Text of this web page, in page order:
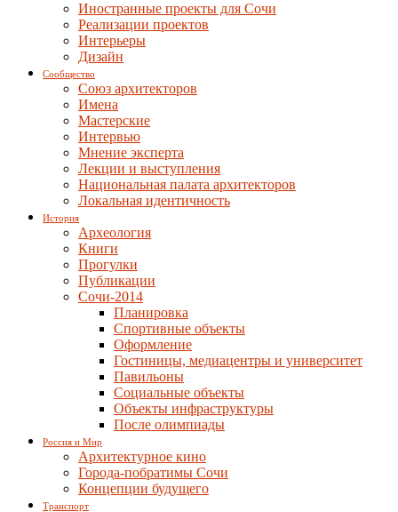
Иностранные проекты для Сочи
Реализации проектов
Интерьеры
Дизайн
Сообщество
Союз архитекторов
Имена
Мастерские
Интервью
Мнение эксперта
Лекции и выступления
Национальная палата архитекторов
Локальная идентичность
История
Археология
Книги
Прогулки
Публикации
Сочи-2014
Планировка
Спортивные объекты
Оформление
Гостиницы, медиацентры и университет
Павильоны
Социальные объекты
Объекты инфраструктуры
После олимпиады
Россия и Мир
Архитектурное кино
Города-побратимы Сочи
Концепции будущего
Транспорт